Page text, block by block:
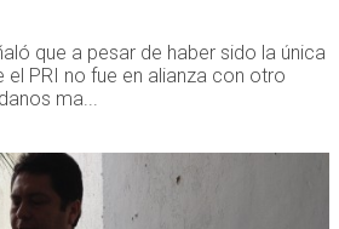
que a pesar de haber sido la única
el PRI no fue en alianza con otro
ma...